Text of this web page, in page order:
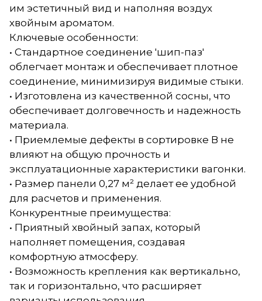
им эстетичный вид и наполняя воздух
хвойным ароматом.
Ключевые особенности:
• Стандартное соединение 'шип-паз'
облегчает монтаж и обеспечивает плотное
соединение, минимизируя видимые стыки.
• Изготовлена из качественной сосны, что
обеспечивает долговечность и надежность
материала.
• Приемлемые дефекты в сортировке В не
влияют на общую прочность и
эксплуатационные характеристики вагонки.
• Размер панели 0,27 м² делает ее удобной
для расчетов и применения.
Конкурентные преимущества:
• Приятный хвойный запах, который
наполняет помещения, создавая
комфортную атмосферу.
• Возможность крепления как вертикально,
так и горизонтально, что расширяет